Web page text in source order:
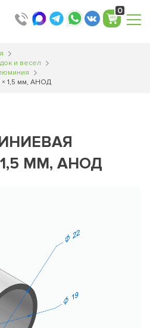
0
и весел
× 1,5 мм, АНОД
ММ, АНОД